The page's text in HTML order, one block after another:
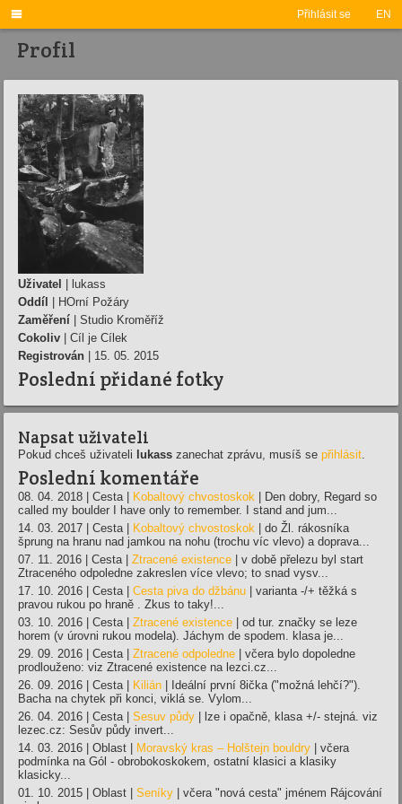
Přihlásit se EN

Profil
Uživatel
| lukass
Oddíl
| HOrní Požáry
Zaměření
| Studio Kroměříž
Cokoliv
| Cíl je Cílek
Registrován
| 15. 05. 2015
Poslední přidané fotky
Napsat uživateli
Pokud chceš uživateli lukass zanechat zprávu, musíš se přihlásit
Poslední komentáře
08. 04. 2018 | Cesta | Kobaltový chvostoskok | Den dobry, Regard so
called my boulder I have only to remember. I stand and jum...
14. 03. 2017 | Cesta |
Kobaltový chvostoskok | do Žl. rákosníka
šprung na hranu nad jamkou na nohu (trochu víc vlevo) a doprava...
07. 11. 2016 | Cesta | Ztracené existence | v době přelezu byl start
Ztraceného odpoledne zakreslen více vlevo; to snad vysv...
17. 10. 2016 | Cesta | Cesta piva do džbánu | varianta -/+ těžká s
pravou rukou po hraně . Zkus to taky!...
03. 10. 2016 | Cesta | Ztracené existence | od tur. značky se leze
horem (v úrovni rukou modela). Jáchym de spodem. klasa je...
29. 09. 2016 | Cesta | Ztracené odpoledne | včera bylo dopoledne
prodlouženo: viz Ztracené existence na lezci.cz...
26. 09. 2016 | Cesta |
Kilián | Ideální první 8ička ("možná lehčí?").
Bacha na chytek při konci, viklá se. Vylom...
26. 04. 2016 | Cesta | Sesuv půdy | lze i opačně, klasa +/- stejná. viz
lezec.cz: Sesův půdy invert...
14. 03. 2016 | Oblast |
Moravský kras – Holštejn bouldry | včera
podmínka na Gól - obrobokoskokem, ostatní klasici a klasiky
klasicky...
01. 10. 2015 | Oblast | Seníky | včera "nová cesta" jménem Rájcování